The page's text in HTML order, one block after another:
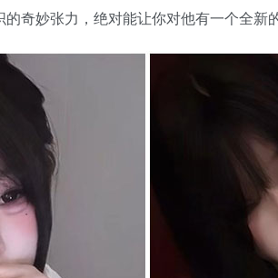
奇妙张力，绝对能让你对他有一个全新的